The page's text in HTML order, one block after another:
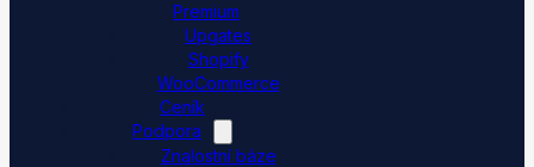
Premium
Upgates
Shopify
WooCommerce
Ceník
Podpora
Znalostní báze